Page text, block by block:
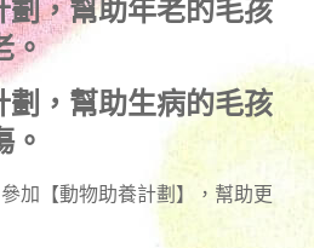
劃，幫助年老的毛孩
。
劃，幫助生病的毛孩
。
加【動物助養計劃】，幫助更